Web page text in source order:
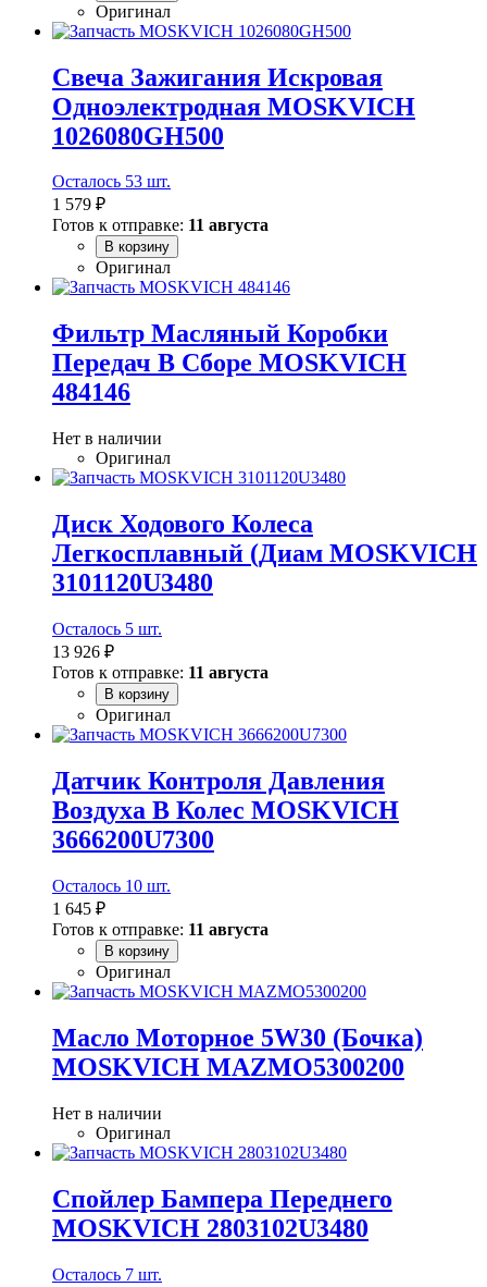
Оригинал
Свеча Зажигания Искровая
Одноэлектродная MOSKVICH
1026080GH500
Осталось 53 шт.
1 579 ₽
Готов к отправке: 11 августа
В корзину
Оригинал
Фильтр Масляный Коробки
Передач В Сборе MOSKVICH
484146
Нет в наличии
Оригинал
Диск Ходового Колеса
Легкосплавный (Диам MOSKVICH
3101120U3480
Осталось 5 шт.
13 926 ₽
Готов к отправке: 11 августа
В корзину
Оригинал
Датчик Контроля Давления
Воздуха В Колес MOSKVICH
3666200U7300
Осталось 10 шт.
1 645 ₽
Готов к отправке: 11 августа
В корзину
Оригинал
Масло Моторное 5W30 (Бочка)
MOSKVICH MAZMO5300200
Нет в наличии
Оригинал
Спойлер Бампера Переднего
MOSKVICH 2803102U3480
Осталось 7 шт.